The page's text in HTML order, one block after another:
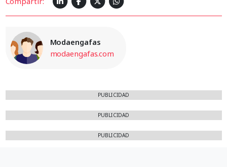
Modaengafas
modaengafas.com
PUBLICIDAD
PUBLICIDAD
PUBLICIDAD